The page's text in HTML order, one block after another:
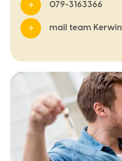
079-3163366
mail team Kerwin